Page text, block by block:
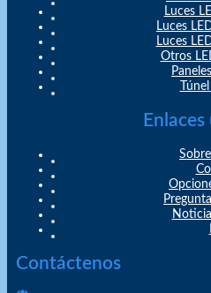
Luces
Luces
Luces
Otros
Contáctenos